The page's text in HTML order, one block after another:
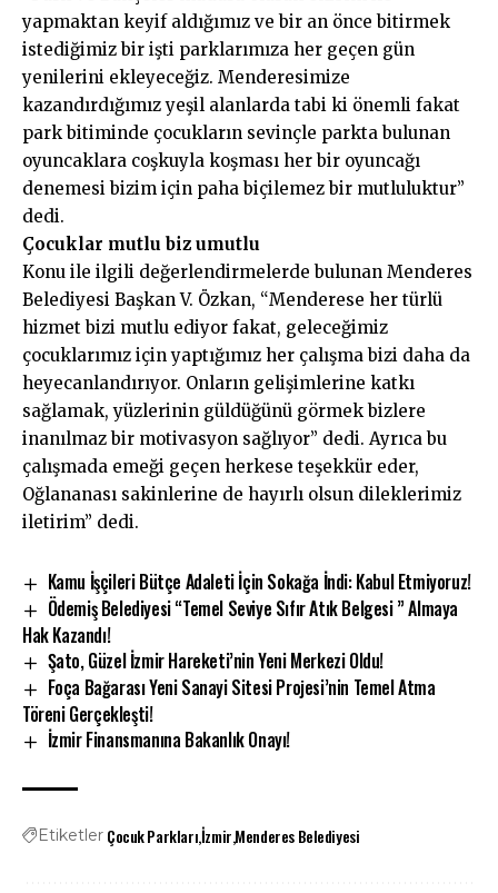
yapmaktan keyif aldığımız ve bir an önce bitirmek
istediğimiz bir işti parklarımıza her geçen gün
yenilerini ekleyeceğiz. Menderesimize
kazandırdığımız yeşil alanlarda tabi ki önemli fakat
park bitiminde çocukların sevinçle parkta bulunan
oyuncaklara coşkuyla koşması her bir oyuncağı
denemesi bizim için paha biçilemez bir mutluluktur”
dedi.
Çocuklar mutlu biz umutlu
Konu ile ilgili değerlendirmelerde bulunan Menderes
Belediyesi Başkan V. Özkan, “Menderese her türlü
hizmet bizi mutlu ediyor fakat, geleceğimiz
çocuklarımız için yaptığımız her çalışma bizi daha da
heyecanlandırıyor. Onların gelişimlerine katkı
sağlamak, yüzlerinin güldüğünü görmek bizlere
inanılmaz bir motivasyon sağlıyor” dedi. Ayrıca bu
çalışmada emeği geçen herkese teşekkür eder,
Oğlananası sakinlerine de hayırlı olsun dileklerimiz
iletirim” dedi.
Kamu İşçileri Bütçe Adaleti İçin Sokağa İndi: Kabul Etmiyoruz!
Ödemiş Belediyesi “Temel Seviye Sıfır Atık Belgesi ” Almaya
Hak Kazandı!
Şato, Güzel İzmir Hareketi’nin Yeni Merkezi Oldu!
Foça Bağarası Yeni Sanayi Sitesi Projesi’nin Temel Atma
Töreni Gerçekleşti!
​İzmir Finansmanına Bakanlık Onayı!
Etiketler Çocuk ParklarıİzmirMenderes Belediyesi